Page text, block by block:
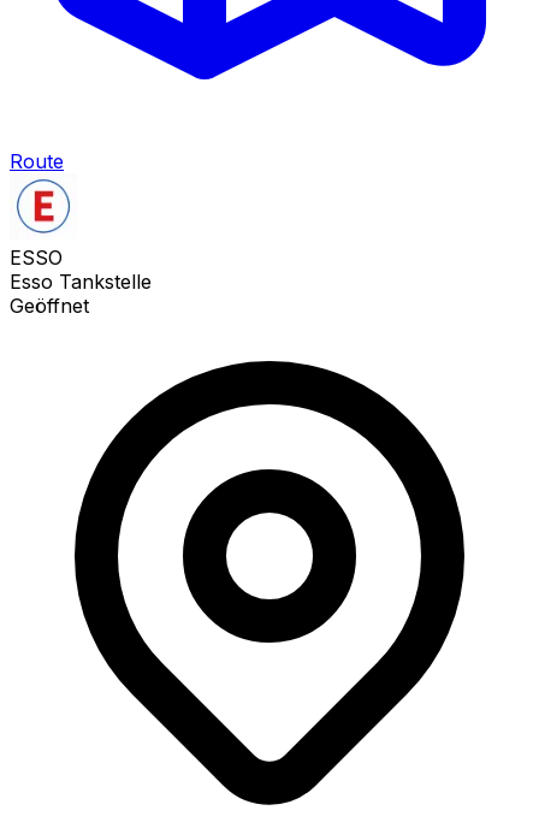
Route
ESSO
Esso Tankstelle
Geöffnet